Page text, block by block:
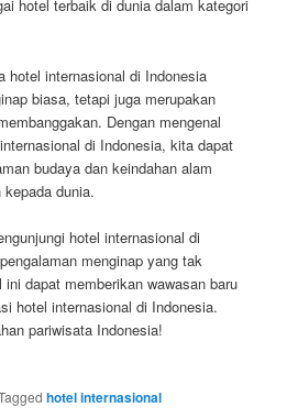
hotel terbaik di dunia dalam kategori
hotel internasional di Indonesia
biasa, tetapi juga merupakan
Dengan mengenal
di Indonesia, kita dapat
budaya dan keindahan alam
dunia.
hotel internasional di
menginap yang tak
dapat memberikan wawasan baru
hotel internasional di Indonesia.
pariwisata Indonesia!
hotel internasional